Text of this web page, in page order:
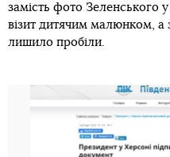
замість фото Зеленського
візит дитячим малюнком, а
лишило пробіли.